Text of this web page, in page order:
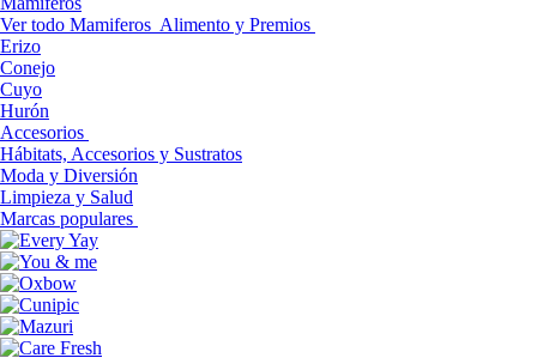
Ver todo Mamiferos Alimento y Premios
Erizo
Conejo
Cuyo
Hurón
Accesorios
Hábitats, Accesorios y Sustratos
Moda y Diversión
Limpieza y Salud
Marcas populares